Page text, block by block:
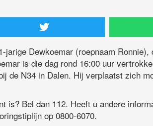
jarige Dewkoemar (roepnaam Ronnie),
is die dag rond 16:00 uur
de N34 in Dalen. Hij verplaatst zich
is? Bel dan 112. Heeft u andere
op 0800-6070.